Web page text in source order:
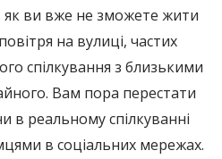
як ви вже не зможете жити
на вулиці, частих
спілкування з близькими
Вам пора перестати
в реальному спілкуванні
в соціальних мережах.